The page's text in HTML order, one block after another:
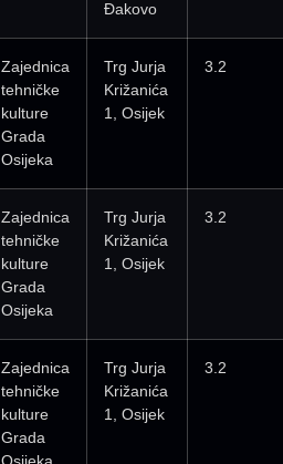
Đakovo
Zajednica
tehničke
kulture
Grada
Osijeka
Trg Jurja
Križanića
1, Osijek
3.2
Zajednica
tehničke
kulture
Grada
Osijeka
Trg Jurja
Križanića
1, Osijek
3.2
Zajednica
tehničke
kulture
Grada
Osijeka
Trg Jurja
Križanića
1, Osijek
3.2